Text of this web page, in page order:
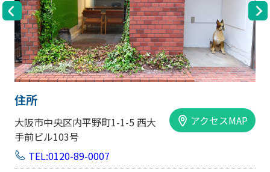
住所
大阪市中央区内平野町1-1-5 西大
手前ビル103号
アクセスMAP
TEL:0120-89-0007